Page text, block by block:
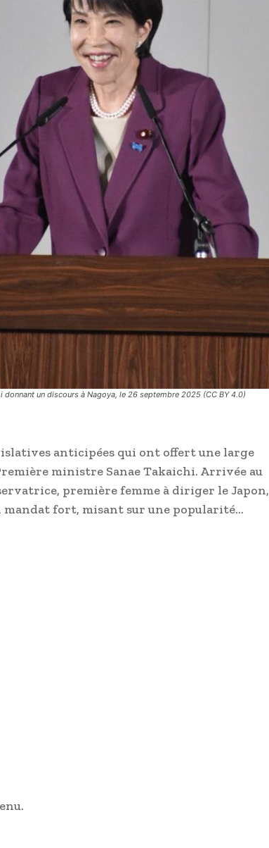
donnant un discours à Nagoya, le 26 septembre 2025 (CC BY 4.0)
anticipées qui ont offert une large
ministre Sanae Takaichi. Arrivée au
première femme à diriger le Japon,
fort, misant sur une popularité…